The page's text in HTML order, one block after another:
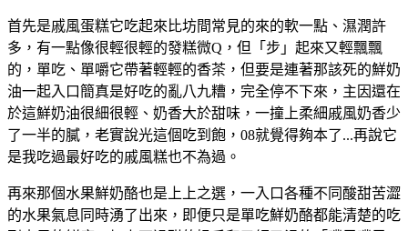
首先是戚風蛋糕它吃起來比坊間常見的來的軟一點、濕潤許
多，有一點像很輕很輕的發糕微Q，但「步」起來又輕飄飄
的，單吃、單嚼它帶著輕輕的香茶，但要是連著那該死的鮮奶
油一起入口簡真是好吃的亂八九糟，完全停不下來，主因還在
於這鮮奶油很細很輕、奶香大於甜味，一撞上柔細戚風奶香少
了一半的膩，老實說光這個吃到飽，08就覺得夠本了...再說它
是我吃過最好吃的戚風糕也不為過。
再來那個水果鮮奶酪也是上上之選，一入口各種不同酸甜苦澀
的水果氣息同時湧了出來，即便只是單吃鮮奶酪都能清楚的吃